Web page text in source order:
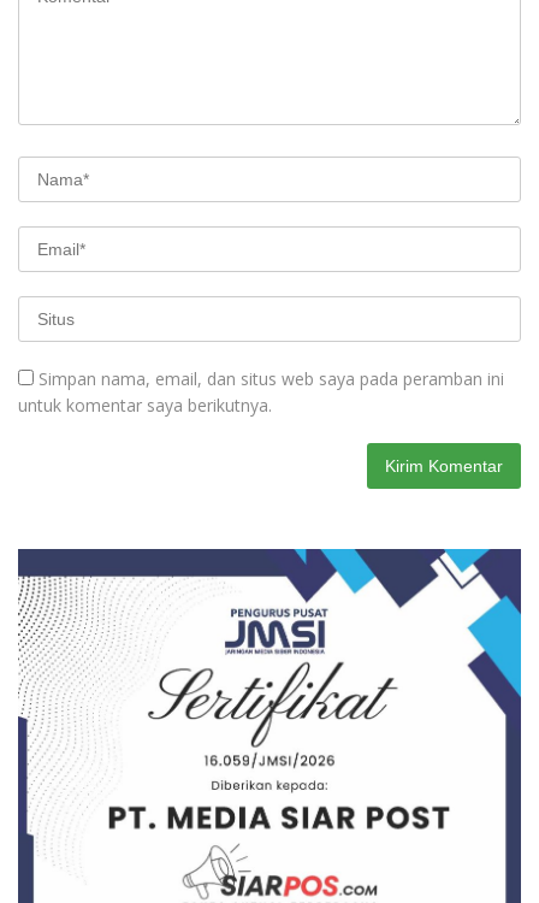
Simpan nama, email, dan situs web saya pada peramban ini
untuk komentar saya berikutnya.